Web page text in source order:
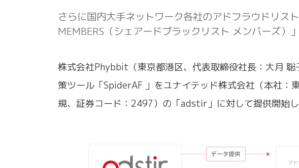
さらに国内大手ネットワーク各社のアドフラウドリス
MEMBERS（シェアードブラックリスト メンバーズ）
株式会社Phybbit（東京都港区、代表取締役社長：大月
策ツール「SpiderAF 」をユナイテッド株式会社（本社：
規、証券コード：2497）の「adstir」に対して提供開始し